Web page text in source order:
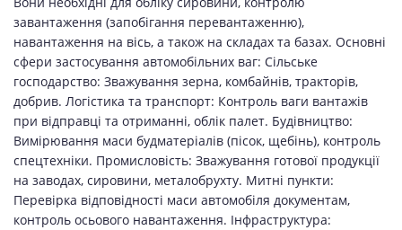
завантаження (запобігання перевантаженню),
навантаження на вісь, а також на складах та базах. Основні
сфери застосування автомобільних ваг: Сільське
господарство: Зважування зерна, комбайнів, тракторів,
добрив. Логістика та транспорт: Контроль ваги вантажів
при відправці та отриманні, облік палет. Будівництво:
Вимірювання маси будматеріалів (пісок, щебінь), контроль
спецтехніки. Промисловість: Зважування готової продукції
на заводах, сировини, металобрухту. Митні пункти:
Перевірка відповідності маси автомобіля документам,
контроль осьового навантаження. Інфраструктура: